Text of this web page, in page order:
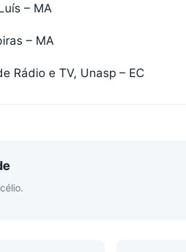
– MA
– MA
Rádio e TV, Unasp – EC